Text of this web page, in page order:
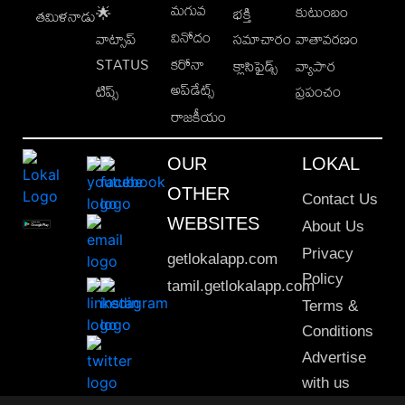
తమిళనాడు🌟
వాట్సాప్
STATUS
టిప్స్
మగువ
వినోదం
కరోనా
అప్‌డేట్స్
రాజకీయం
భక్తి
సమాచారం
క్లాసిఫైడ్స్
కుటుంబం
వాతావరణం
వ్యాపార
ప్రపంచం
OUR
OTHER
WEBSITES
getlokalapp.com
tamil.getlokalapp.com
LOKAL
Contact Us
About Us
Privacy
Policy
Terms &
Conditions
Advertise
with us